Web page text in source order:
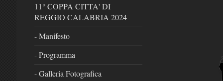
11° COPPA CITTA' DI
REGGIO CALABRIA 2024
- Manifesto
- Programma
- Galleria Fotografica